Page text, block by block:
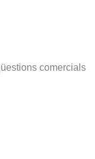
comercials